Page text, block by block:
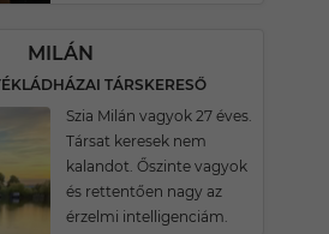
MILÁN
TÁRSKERESŐ
Szia Milán vagyok 27 éves.
Társat keresek nem
kalandot. Őszinte vagyok
és rettentően nagy az
érzelmi intelligenciám.